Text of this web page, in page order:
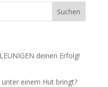
deinen Erfolg!
einem Hut bringt?